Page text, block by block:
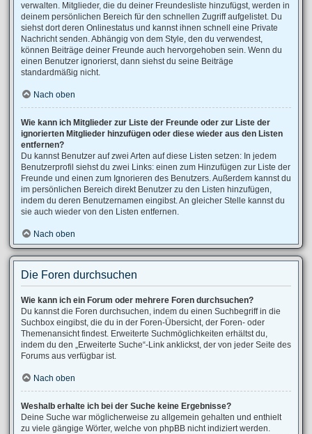
verwalten. Mitglieder, die du deiner Freundesliste hinzufügst, werden in
deinem persönlichen Bereich für den schnellen Zugriff aufgelistet. Du
siehst dort deren Onlinestatus und kannst ihnen schnell eine Private
Nachricht senden. Abhängig von dem Style, den du verwendest,
können Beiträge deiner Freunde auch hervorgehoben sein. Wenn du
einen Benutzer ignorierst, dann siehst du seine Beiträge
standardmäßig nicht.
Nach oben
Wie kann ich Mitglieder zur Liste der Freunde oder zur Liste der
ignorierten Mitglieder hinzufügen oder diese wieder aus den Listen
entfernen?
Du kannst Benutzer auf zwei Arten auf diese Listen setzen: In jedem
Benutzerprofil siehst du zwei Links: einen zum Hinzufügen zur Liste der
Freunde und einen zum Ignorieren des Benutzers. Außerdem kannst du
im persönlichen Bereich direkt Benutzer zu den Listen hinzufügen,
indem du deren Benutzernamen eingibst. An gleicher Stelle kannst du
sie auch wieder von den Listen entfernen.
Nach oben
Die Foren durchsuchen
Wie kann ich ein Forum oder mehrere Foren durchsuchen?
Du kannst die Foren durchsuchen, indem du einen Suchbegriff in die
Suchbox eingibst, die du in der Foren-Übersicht, der Foren- oder
Themenansicht findest. Erweiterte Suchmöglichkeiten erhältst du,
indem du den „Erweiterte Suche“-Link anklickst, der von jeder Seite des
Forums aus verfügbar ist.
Nach oben
Weshalb erhalte ich bei der Suche keine Ergebnisse?
Deine Suche war möglicherweise zu allgemein gehalten und enthielt
zu viele gängige Wörter, welche von phpBB nicht indiziert werden.